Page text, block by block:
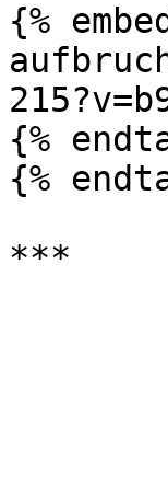
{%
{%
{%